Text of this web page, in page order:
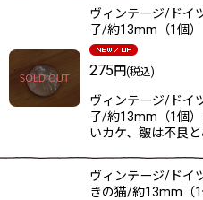
ヴィンテージ/ドイ
子/約13mm（1個）
275円(税込)
ヴィンテージ/ドイ
子/約13mm（1個
いカケ、皺は不良と
ヴィンテージ/ドイ
きの猫/約13mm（1